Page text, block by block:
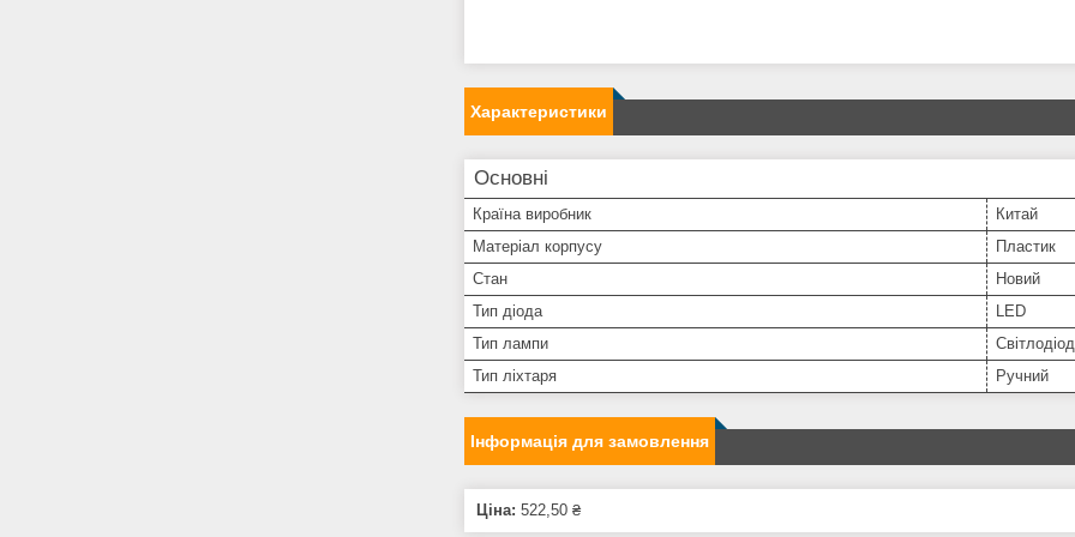
Характеристики
Основні
Країна виробник
Китай
Матеріал корпусу
Пластик
Стан
Новий
Тип діода
LED
Тип лампи
Тип ліхтаря
Ручний
Інформація для замовлення
Ціна: 522,50 ₴